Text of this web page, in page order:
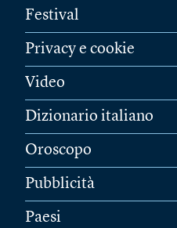
Festival
Privacy e cookie
Video
Dizionario italiano
Oroscopo
Pubblicità
Paesi